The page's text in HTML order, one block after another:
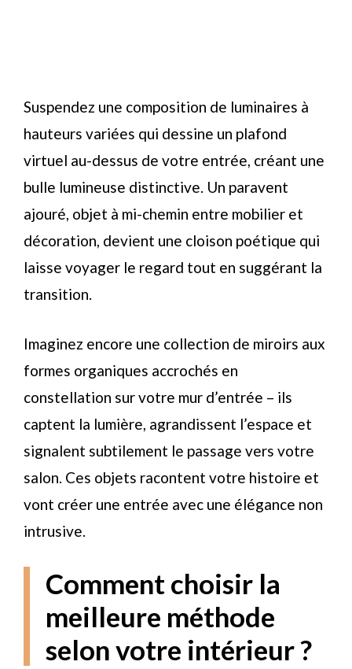
Suspendez une composition de luminaires à
hauteurs variées qui dessine un plafond
virtuel au-dessus de votre entrée, créant une
bulle lumineuse distinctive. Un paravent
ajouré, objet à mi-chemin entre mobilier et
décoration, devient une cloison poétique qui
laisse voyager le regard tout en suggérant la
transition.
Imaginez encore une collection de miroirs aux
formes organiques accrochés en
constellation sur votre mur d’entrée – ils
captent la lumière, agrandissent l’espace et
signalent subtilement le passage vers votre
salon. Ces objets racontent votre histoire et
vont créer une entrée avec une élégance non
intrusive.
Comment choisir la
meilleure méthode
selon votre intérieur ?